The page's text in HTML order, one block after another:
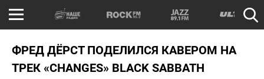
ФРЕД ДЁРСТ ПОДЕЛИЛСЯ КАВЕРОМ НА
ТРЕК «CHANGES» BLACK SABBATH